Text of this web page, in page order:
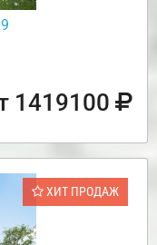
1419100
ХИТ ПРОДАЖ